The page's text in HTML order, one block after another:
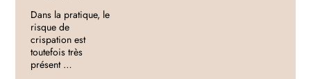
Dans la pratique, le
risque de
crispation est
toutefois très
présent …